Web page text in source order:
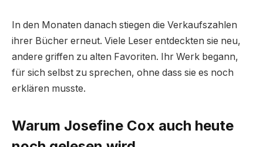
In den Monaten danach stiegen die Verkaufszahlen
ihrer Bücher erneut. Viele Leser entdeckten sie neu,
andere griffen zu alten Favoriten. Ihr Werk begann,
für sich selbst zu sprechen, ohne dass sie es noch
erklären musste.
Warum Josefine Cox auch heute